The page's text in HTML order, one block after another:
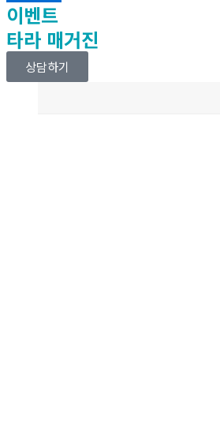
이벤트
타라 매거진
상담하기